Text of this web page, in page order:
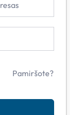
Pamiršote?